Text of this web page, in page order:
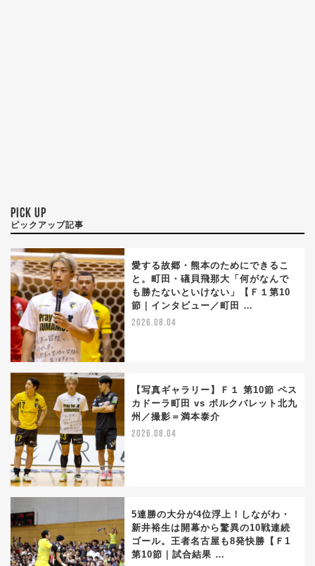
PICK UP
ピックアップ記事
愛する故郷・熊本のためにできるこ
と。町田・礒貝飛那大「何がなんで
も勝たないといけない」【Ｆ１第10
節｜インタビュー／町田 …
2026.08.04
【写真ギャラリー】Ｆ１ 第10節 ペス
カドーラ町田 vs ボルクバレット北九
州／撮影＝満本泰介
2026.08.04
5連勝の大分が4位浮上！しながわ・
新井裕生は開幕から驚異の10戦連続
ゴール。王者名古屋も8発快勝【Ｆ1
第10節｜試合結果 …